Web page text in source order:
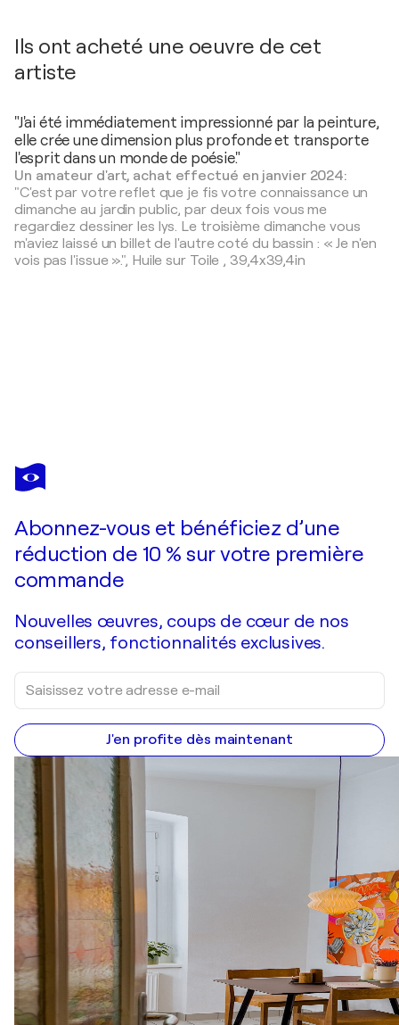
Ils ont acheté une oeuvre de cet
artiste
"J'ai été immédiatement impressionné par la peinture,
elle crée une dimension plus profonde et transporte
l'esprit dans un monde de poésie."
Un amateur d'art, achat effectué en janvier 2024:
"C'est par votre reflet que je fis votre connaissance un
dimanche au jardin public, par deux fois vous me
regardiez dessiner les lys. Le troisième dimanche vous
m'aviez laissé un billet de l'autre coté du bassin : « Je n'en
vois pas l'issue ».", Huile sur Toile , 39,4x39,4in
FRANÇOIS
PAGÉ
Je passe commande
Abonnez-vous et bénéficiez d’une
réduction de 10 % sur votre première
commande
Nouvelles œuvres, coups de cœur de nos
conseillers, fonctionnalités exclusives.
J'en profite dès maintenant